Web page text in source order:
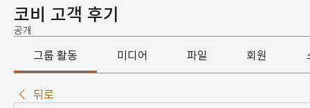
코비 고객 후기
공개
그룹 활동 미디어 파일 회원
뒤로